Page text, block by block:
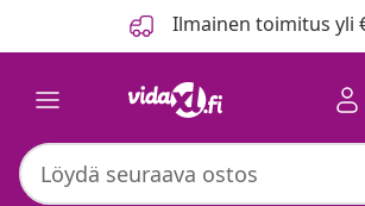
Ilmainen toimitus yli